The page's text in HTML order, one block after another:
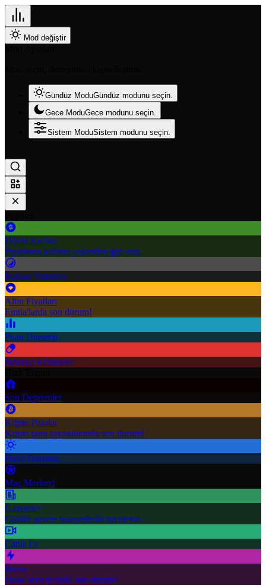
Mod değiştir
Gündüz ModuGündüz modunu seçin.
Gece ModuGece modunu seçin.
Sistem ModuSistem modunu seçin.
Döviz Kurları
Piyasanın kalbine yakından göz atın.
Namaz Vakitleri
Altın Fiyatları
Emtia'larda son durum!
Puan Durumu
Nöbetçi Eczaneler
Son Depremler
Kripto Paralar
Kripto para piyasalarında son durum!
Hava Durumu
Maç Merkezi
Gazeteler
Günün gazete manşetlerini inceleyin.
Canlı Tv
Borsa
Hisse senetlerinde son durum!